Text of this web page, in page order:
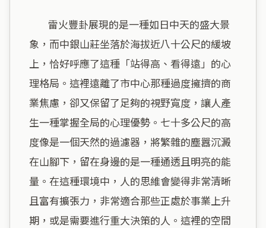
象，而中銀山莊坐落於海拔近八十公尺的緩坡
上，恰好呼應了這種「站得高、看得遠」的心
理格局。這裡遠離了市中心那種過度擁擠的商
業焦慮，卻又保留了足夠的視野寬度，讓人產
生一種掌握全局的心理優勢。七十多公尺的高
度像是一個天然的過濾器，將繁雜的塵囂沉澱
在山腳下，留在身邊的是一種通透且明亮的能
量。在這種環境中，人的思維會變得非常清晰
且富有擴張力，非常適合那些正處於事業上升
期，或是需要進行重大決策的人。這裡的空間